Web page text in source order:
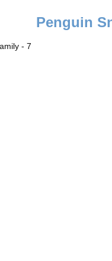
Penguin